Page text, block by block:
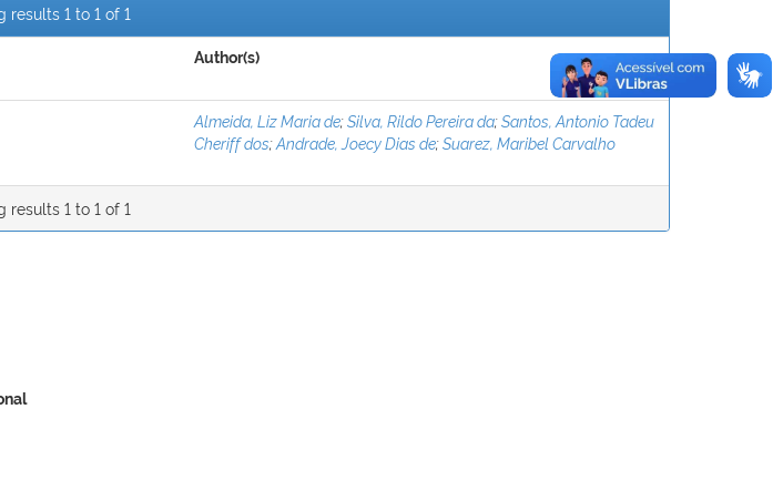
results 1 to 1 of 1
Author(s)
Almeida, Liz Maria de;Silva, Rildo Pereira da;Santos, Antonio Tadeu
Cheriff dos;Andrade, Joecy Dias de;Suarez, Maribel Carvalho
results 1 to 1 of 1